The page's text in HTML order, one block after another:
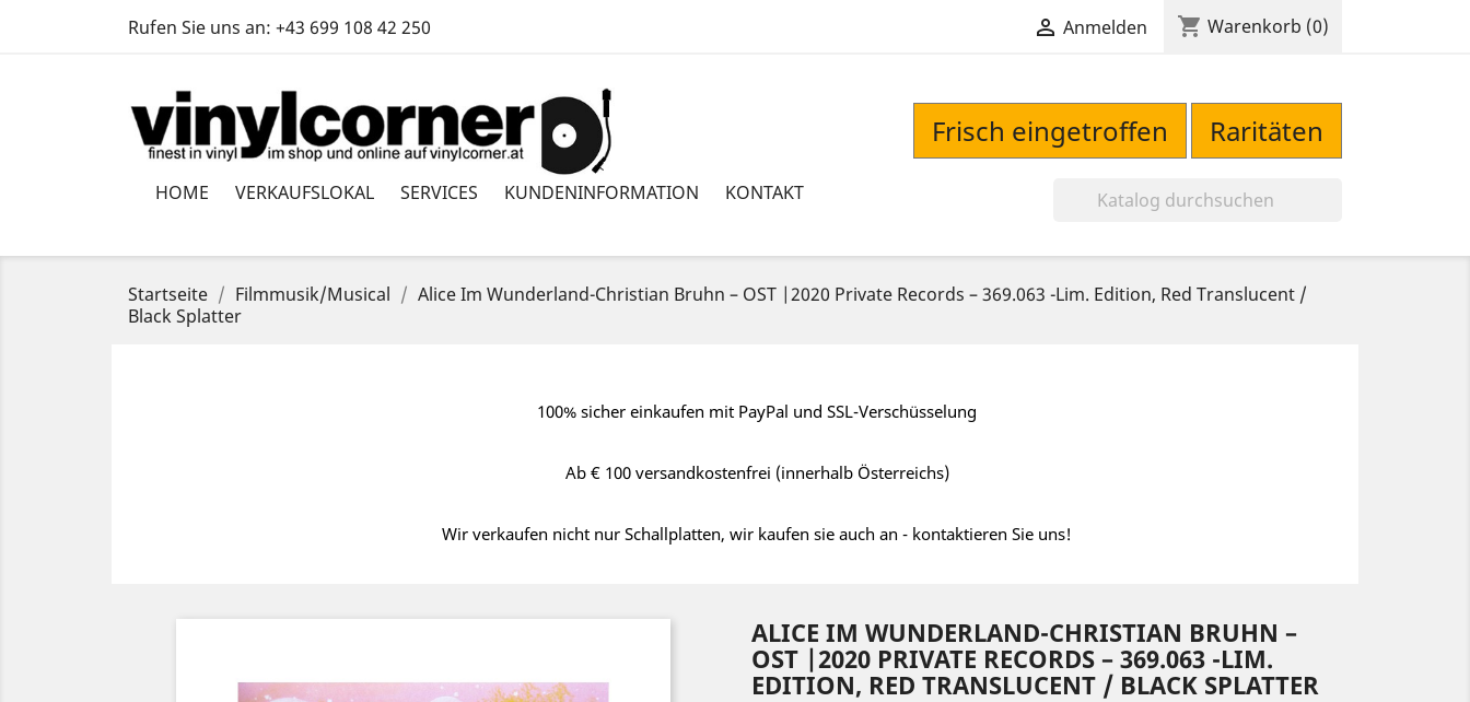
Rufen Sie uns an: +43 699 108 42 250  Anmelden shopping_cart Warenkorb (0)
Frisch eingetroffen Raritäten
HOME VERKAUFSLOKAL SERVICES KUNDENINFORMATION KONTAKT
Startseite Filmmusik/Musical
Alice Im Wunderland-Christian Bruhn ‎– OST |2020 Private Records – 369.063 -Lim. Edition, Red Translucent /
Black Splatter
100% sicher einkaufen mit PayPal und SSL-Verschüsselung
Ab € 100 versandkostenfrei (innerhalb Österreichs)
Wir verkaufen nicht nur Schallplatten, wir kaufen sie auch an - kontaktieren Sie uns!
ALICE IM WUNDERLAND-CHRISTIAN BRUHN ‎–
OST |2020 PRIVATE RECORDS – 369.063 -LIM.
EDITION, RED TRANSLUCENT / BLACK SPLATTER